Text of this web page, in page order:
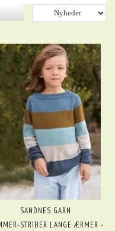
SANDNES GARN
STRIBER LANGE ÆRMER -